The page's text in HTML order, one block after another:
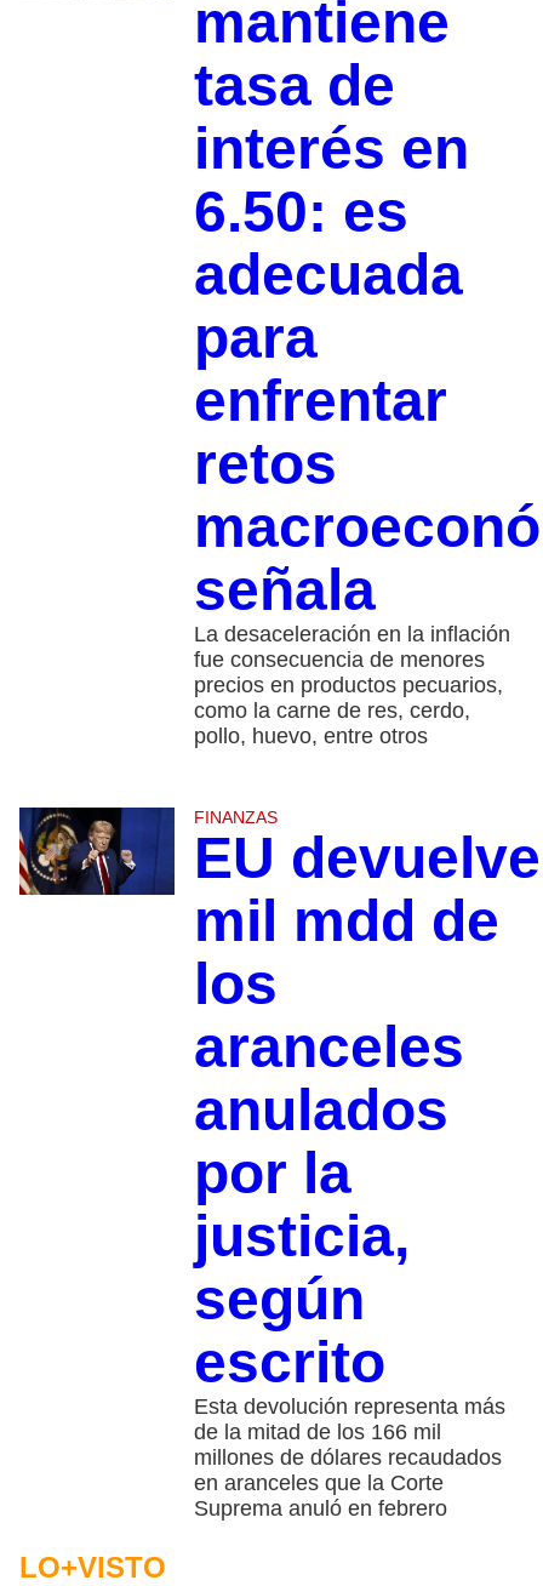
mantiene
tasa de
interés en
6.50: es
adecuada
para
enfrentar
retos
señala
La desaceleración en la inflación
fue consecuencia de menores
precios en productos pecuarios,
como la carne de res, cerdo,
pollo, huevo, entre otros
FINANZAS
EU
mil mdd de
los
aranceles
anulados
por la
justicia,
según
escrito
Esta devolución representa más
de la mitad de los 166 mil
millones de dólares recaudados
en aranceles que la Corte
Suprema anuló en febrero
LO+VISTO